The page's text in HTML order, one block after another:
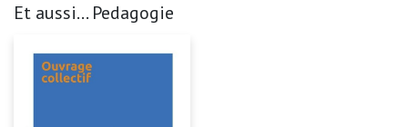
Et aussi... Pedagogie